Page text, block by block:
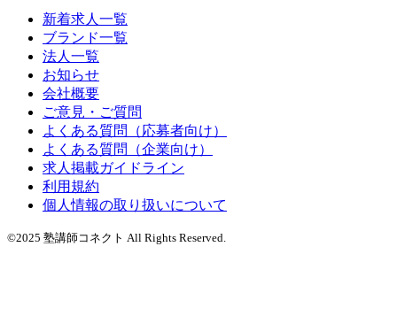
新着求人一覧
ブランド一覧
法人一覧
お知らせ
会社概要
ご意見・ご質問
よくある質問（応募者向け）
よくある質問（企業向け）
求人掲載ガイドライン
利用規約
個人情報の取り扱いについて
©2025 塾講師コネクト All Rights Reserved.